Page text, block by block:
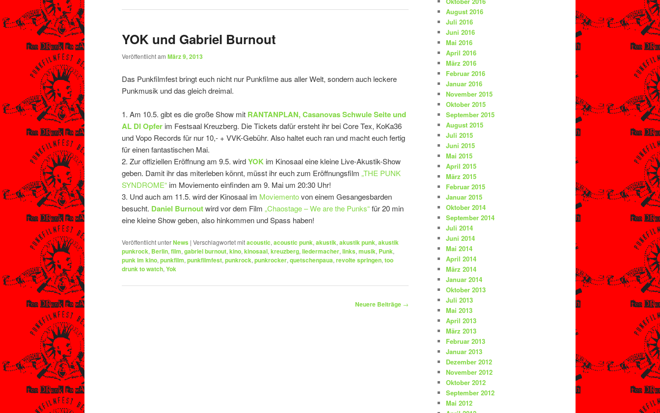
YOK und Gabriel Burnout
Veröffentlicht am März 9, 2013
Das Punkfilmfest bringt euch nicht nur Punkfilme aus aller Welt, sondern auch leckere
Punkmusik und das gleich dreimal.
1. Am 10.5. gibt es die große Show mit RANTANPLAN, Casanovas Schwule Seite und
AL DI Opfer im Festsaal Kreuzberg. Die Tickets dafür ersteht ihr bei Core Tex, KoKa36
und Vopo Records für nur 10,- + VVK-Gebühr. Also haltet euch ran und macht euch fertig
für einen fantastischen Mai.
2. Zur offiziellen Eröffnung am 9.5. wirdYOK im Kinosaal eine kleine Live-Akustik-Show
geben. Damit ihr das miterleben könnt, müsst ihr euch zum Eröffnungsfilm „THE PUNK
SYNDROME“ im Moviemento einfinden am 9. Mai um 20:30 Uhr!
3. Und auch am 11.5. wird der Kinosaal im Moviementovon einem Gesangesbarden
besucht. Daniel Burnoutwird vor dem Film „Chaostage – We are the Punks“für 20 min
eine kleine Show geben, also hinkommen und Spass haben!
Veröffentlicht unterNews | Verschlagwortet mitacoustic,acoustic punk,akustik,akustik punk,akustik
punkrock, Berlin,film,gabriel burnout,kino,kinosaal,kreuzberg,liedermacher,links,musik, Punk,
punk im kino,punkfilm,punkfilmfest,punkrock,punkrocker,quetschenpaua,revolte springen,too
drunk to watch,Yok
Neuere Beiträge →
August 2016
Juli 2016
Juni 2016
Mai 2016
April 2016
März 2016
Februar 2016
Januar 2016
November 2015
Oktober 2015
September 2015
August 2015
Juli 2015
Juni 2015
Mai 2015
April 2015
März 2015
Februar 2015
Januar 2015
Oktober 2014
September 2014
Juli 2014
Juni 2014
Mai 2014
April 2014
März 2014
Januar 2014
Oktober 2013
Juli 2013
Mai 2013
April 2013
März 2013
Februar 2013
Januar 2013
Dezember 2012
November 2012
Oktober 2012
September 2012
Mai 2012